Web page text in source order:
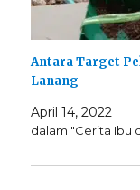
Antara Target
Lanang
April 14, 2022
dalam "Cerita Ibu